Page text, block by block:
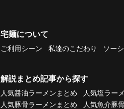
宅麺について
ご利用シーン 私達のこだわり ソー
解説まとめ記事から探す
人気醤油ラーメンまとめ 人気塩ラー
人気豚骨ラーメンまとめ
人気魚介豚